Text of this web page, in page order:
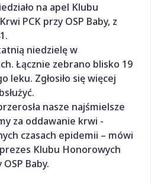
na apel Klubu
PCK przy OSP Baby, z
niedzielę w
Łącznie zebrano blisko 19
Zgłosiło się więcej
nasze najśmielsze
za oddawanie krwi -
czasach epidemii – mówi
Klubu Honorowych
Baby.